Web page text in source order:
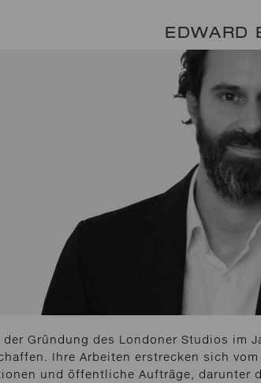
EDWARD
der Gründung des Londoner Studios im
Ihre Arbeiten erstrecken sich
und öffentliche Aufträge, darunter